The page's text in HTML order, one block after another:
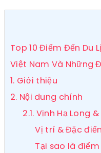
Top 10 Điểm Đến Du
Việt Nam Và Những
1. Giới thiệu
2. Nội dung chính
2.1. Vịnh Hạ Long
Vị trí & Đặc
Tại sao là